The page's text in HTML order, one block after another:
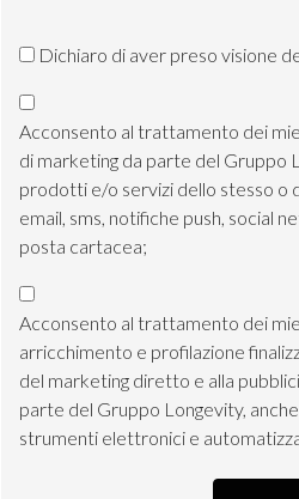
Consenso
*
Dichiaro di aver preso visione
Consenso
Marketing
TLS
Acconsento al trattamento dei
di marketing da parte del Gruppo
prodotti e/o servizi dello stesso o
email, sms, notifiche push, social
posta cartacea;
Consenso
Marketing
Profilazione
Acconsento al trattamento dei
arricchimento e profilazione finalizzata alla
del marketing diretto e alla
parte del Gruppo Longevity,
strumenti elettronici e